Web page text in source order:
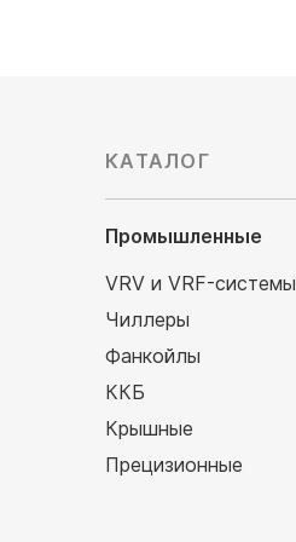
КАТАЛОГ
Промышленные
VRV и VRF-системы
Чиллеры
Фанкойлы
ККБ
Крышные
Прецизионные